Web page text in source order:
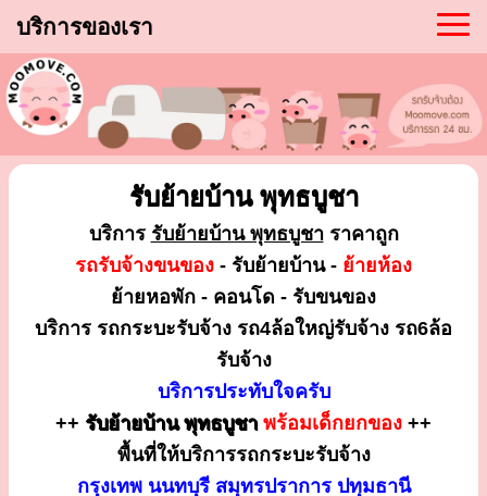
บริการของเรา
รับย้ายบ้าน พุทธบูชา
บริการ รับย้ายบ้าน พุทธบูชาราคาถูก
รถรับจ้างขนของ - รับย้ายบ้าน - ย้ายห้อง
ย้ายหอพัก - คอนโด - รับขนของ
บริการ รถกระบะรับจ้าง รถ4ล้อใหญ่รับจ้าง รถ6ล้อ
รับจ้าง
บริการประทับใจครับ
++ รับย้ายบ้าน พุทธบูชา พร้อมเด็กยกของ ++
พื้นที่ให้บริการรถกระบะรับจ้าง
กรุงเทพ นนทบุรี สมุทรปราการ ปทุมธานี